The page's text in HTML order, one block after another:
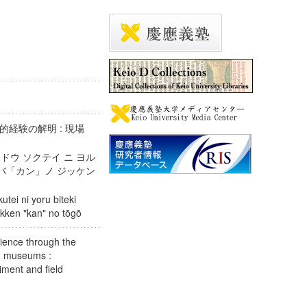
経験の解明 : 現場
ウ ソクテイ ニ ヨル
「カン」ノ ジッケン
ni yoru biteki
"kan" no tōgō
through the
:
and field